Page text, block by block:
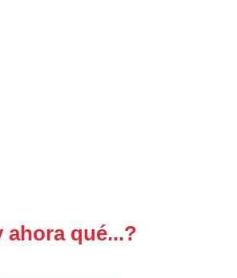
ahora qué...?